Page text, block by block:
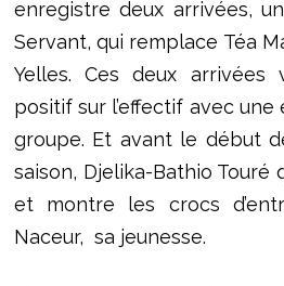
enregistre deux arrivées,
Servant, qui remplace Téa
Yelles. Ces deux
positif sur l’effectif avec une
groupe. Et avant le début
saison, Djelika-Bathio Touré
et montre les crocs
Naceur, sa jeunesse.